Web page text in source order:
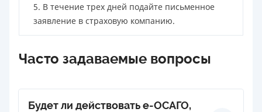
5. В течение трех дней подайте письменное
заявление в страховую компанию.
Часто задаваемые вопросы
Будет ли действовать e-ОСАГО,